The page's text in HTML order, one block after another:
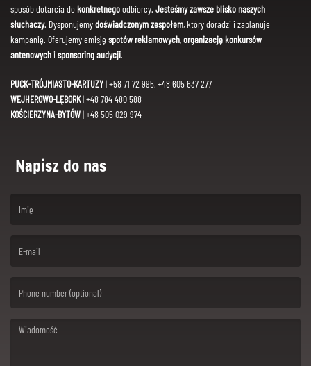
sposób dotarcia dokonkretnegoodbiorcy. Jesteśmy zawsze blisko naszych
słuchaczy. Dysponujemydoświadczonym zespołem, który doradzi i zaplanuje
kampanię. Oferujemy emisję spotów reklamowych,organizację konkursów
antenowychi sponsoring audycji.
PUCK-TRÓJMIASTO-KARTUZY| +58 71 72 995, +48 605 637 277
WEJHEROWO-LĘBORK| +48 784 480 588
KOŚCIERZYNA-BYTÓW| +48 505 029 974
Napisz do nas